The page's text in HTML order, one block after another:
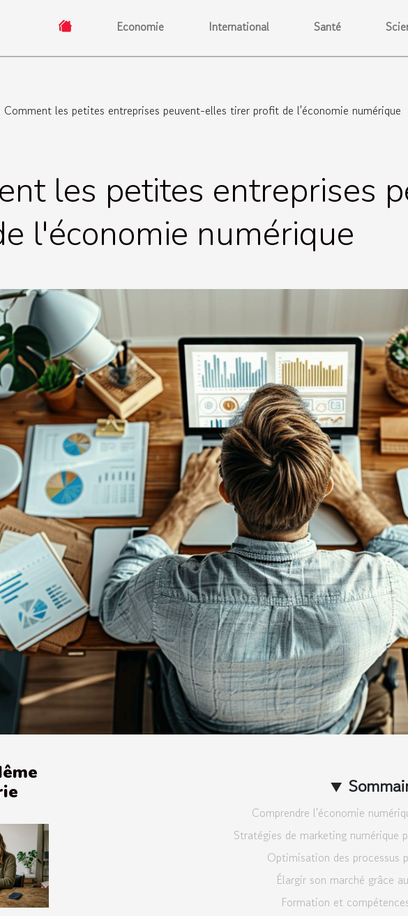
Economie International Santé
Comment les petites entreprises peuvent-elles tirer profit de l'économie numérique
les petites entreprises
l'économie numérique
Comprendre l'économie
Stratégies de marketing numérique
Optimisation des processus
Élargir son marché grâce
Formation et